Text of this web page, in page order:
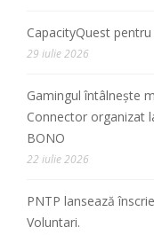
CapacityQuest
29 iulie 2026
Gamingul întâlnește
Connector organizat
BONO
22 iulie 2026
PNTP lansează
Voluntari.